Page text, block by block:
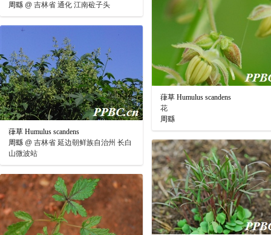
周繇 @ 吉林省 通化 江南砬子头
葎草 Humulus scandens
花
周繇
葎草 Humulus scandens
周繇 @ 吉林省 延边朝鲜族自治州 长白
山微波站